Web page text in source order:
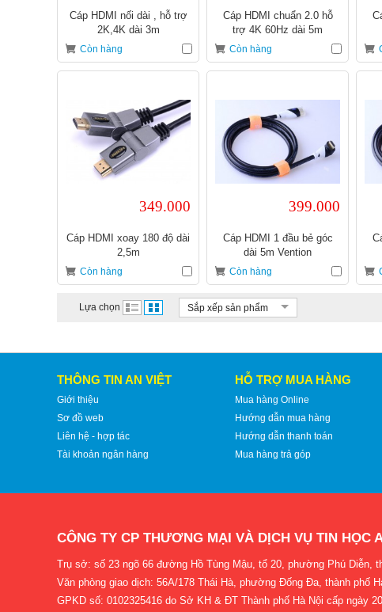
Cáp HDMI nối dài , hỗ trợ
2K,4K dài 3m
Còn hàng
Cáp HDMI chuẩn 2.0 hỗ
trợ 4K 60Hz dài 5m
Còn hàng
349.000
Cáp HDMI xoay 180 độ dài
2,5m
Còn hàng
399.000
Cáp HDMI 1 đầu bẻ góc
dài 5m Vention
Còn hàng
Lựa chọn Sắp xếp sản phẩm
THÔNG TIN AN VIỆT
Giới thiệu
Sơ đồ web
Liên hệ - hợp tác
Tài khoản ngân hàng
HỖ TRỢ MUA HÀNG
Mua hàng Online
Hướng dẫn mua hàng
Hướng dẫn thanh toán
Mua hàng trả góp
CÔNG TY CP THƯƠNG MẠI VÀ DỊCH VỤ TIN HỌC
Trụ sở: số 23 ngõ 66 đường Hồ Tùng Mậu, tổ 20, phường Phú Diễn,
Văn phòng giao dịch: 56A/178 Thái Hà, phường Đống Đa, thành phố
GPKD số: 0102325416 do Sở KH & ĐT Thành phố Hà Nội cấp ngày